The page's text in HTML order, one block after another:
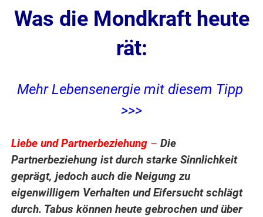
Was die Mondkraft heute
rät:
Mehr Lebensenergie mit diesem Tipp
>>>
Liebe und Partnerbeziehung –Die
Partnerbeziehung ist durch starke Sinnlichkeit
geprägt, jedoch auch die Neigung zu
eigenwilligem Verhalten und Eifersucht schlägt
durch. Tabus können heute gebrochen und über